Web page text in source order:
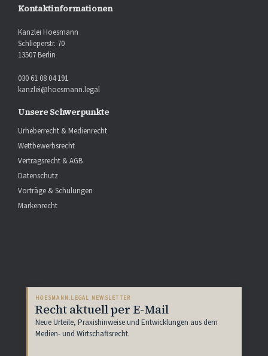
Kontaktinformationen
Kanzlei Hoesmann
Schlieperstr. 70
13507 Berlin
030 61 08 04 191
kanzlei@hoesmann.legal
Unsere Schwerpunkte
Urheberrecht & Medienrecht
Wettbewerbsrecht
Vertragsrecht & AGB
Datenschutz
Vorträge & Schulungen
Markenrecht
HOESMANN.LEGAL NEWSLETTER
Recht aktuell per E-Mail
Neue Urteile, Praxishinweise und Entwicklungen aus dem
Medien- und Wirtschaftsrecht.